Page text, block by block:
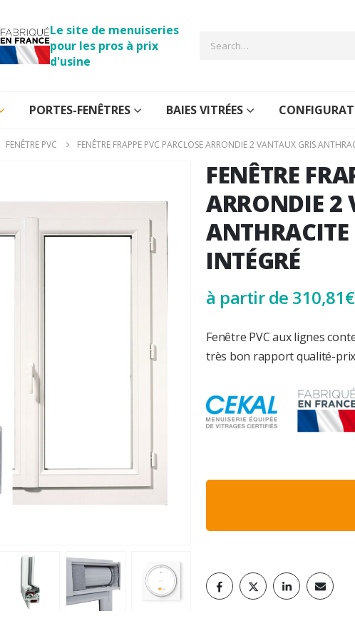
Le site de menuiseries
pour les pros à prix
d'usine
PORTES-FENÊTRES BAIES VITRÉES
FENÊTRE PVC FENÊTRE FRAPPE PVC PARCLOSE ARRONDIE 2 VANTAUX GRIS
FENÊTRE
ARRONDIE 2
INTÉGRÉ
à partir de 310,81€
Fenêtre PVC aux lignes
très bon rapport qualité-